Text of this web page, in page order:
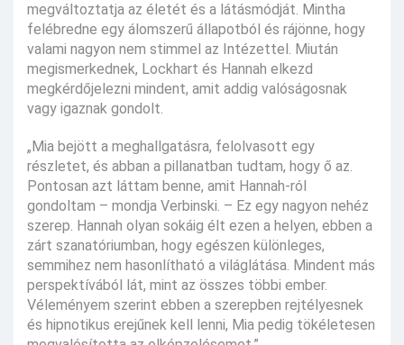
megváltoztatja az életét és a látásmódját. Mintha
felébredne egy álomszerű állapotból és rájönne, hogy
valami nagyon nem stimmel az Intézettel. Miután
megismerkednek, Lockhart és Hannah elkezd
megkérdőjelezni mindent, amit addig valóságosnak
vagy igaznak gondolt.
„Mia bejött a meghallgatásra, felolvasott egy
részletet, és abban a pillanatban tudtam, hogy ő az.
Pontosan azt láttam benne, amit Hannah-ról
gondoltam – mondja Verbinski. – Ez egy nagyon nehéz
szerep. Hannah olyan sokáig élt ezen a helyen, ebben a
zárt szanatóriumban, hogy egészen különleges,
semmihez nem hasonlítható a világlátása. Mindent más
perspektívából lát, mint az összes többi ember.
Véleményem szerint ebben a szerepben rejtélyesnek
és hipnotikus erejűnek kell lenni, Mia pedig tökéletesen